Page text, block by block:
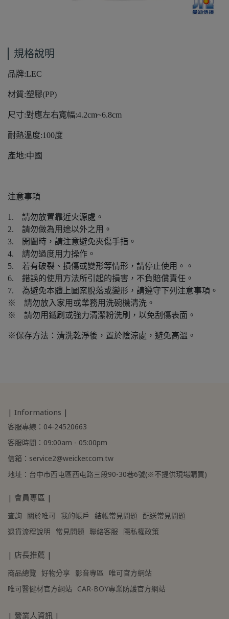
規格說明
品牌:LEC
材質:塑膠(PP)
尺寸:對應左右寬幅:4.2cm~6.8cm
耐熱溫度:100度
產地:中國
注意事項
1. 請勿放置靠近火源處。
2. 請勿做為用途以外之用。
3. 開闔時，請注意避免夾傷手指。
4. 請勿過度用力操作。
5. 若有破裂、損傷或變形等情形，請停止使用。。
6. 錯誤的使用方法所引起的損害，不負賠償責任。
7. 為避免本體上圖案脫落或變形，請遵守下列注意事項。
※ 請勿放入家用或業務用洗碗機清洗。
※ 請勿用鐵刷或強力清潔粉洗刷，以免刮傷表面。
※保存方法：清洗乾淨後，置於陰涼處，避免高溫。
| Informations |
客服專線：04-24520663
客服時間：09:00am - 05:00pm
信箱：service2@weicker.com.tw
地址：台中市西屯區西屯路三段90-30巷6號(※不提供現場購買)
| 會員專區 |
查詢 關於唯可 我的帳戶 結帳常見問題 配送常見問題
退貨流程說明 常見問題 聯絡客服 隱私權政策
| 店長推薦 |
商品總覽 好物分享 影音專區 唯可官方網站
唯可醫健材官方網站 CAR-BOY專業防護官方網站
| 營業人資訊 |